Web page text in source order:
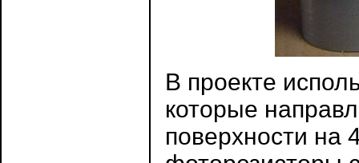
В проекте
которые
поверхности на